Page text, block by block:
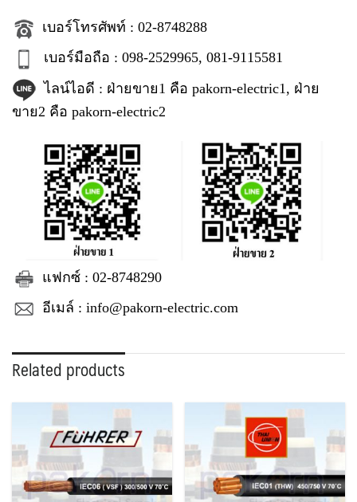
เบอร์โทรศัพท์ : 02-8748288
เบอร์มือถือ : 098-2529965, 081-9115581
ไลน์ไอดี : ฝ่ายขาย1 คือ pakorn-electric1, ฝ่าย
ขาย2 คือ pakorn-electric2
แฟกซ์ : 02-8748290
อีเมล์ : info@pakorn-electric.com
Related products